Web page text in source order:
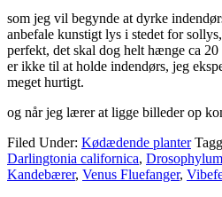
som jeg vil begynde at dyrke
anbefale kunstigt lys i stedet for
perfekt, det skal dog helt hænge ca 20
er ikke til at holde indendørs, jeg
meget hurtigt.
og når jeg lærer at ligge billeder op
Filed Under: Kødædende planter
Darlingtonia californica,
Kandebærer, Venus Fluefanger,